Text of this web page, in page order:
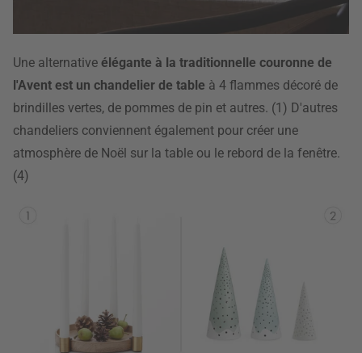
Une alternative élégante à la traditionnelle couronne de
l'Avent est un chandelier de table à 4 flammes décoré de
brindilles vertes, de pommes de pin et autres. (1) D'autres
chandeliers conviennent également pour créer une
atmosphère de Noël sur la table ou le rebord de la fenêtre.
(4)